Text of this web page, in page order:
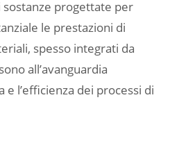
sostanze progettate per
le prestazioni di
spesso integrati da
all’avanguardia
e l’efficienza dei processi di